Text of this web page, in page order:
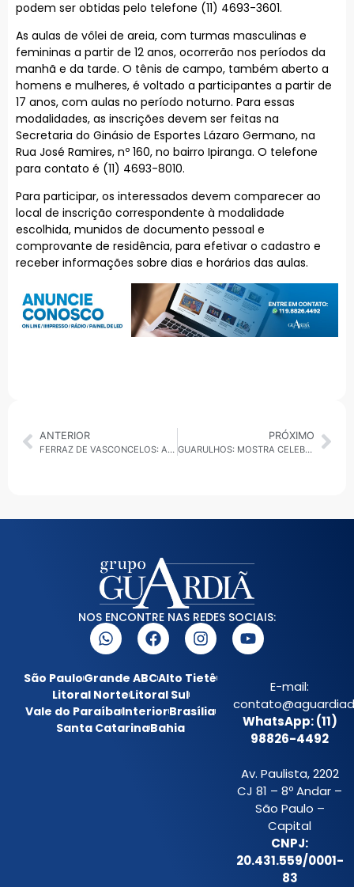
podem ser obtidas pelo telefone (11) 4693-3601.
As aulas de vôlei de areia, com turmas masculinas e
femininas a partir de 12 anos, ocorrerão nos períodos da
manhã e da tarde. O tênis de campo, também aberto a
homens e mulheres, é voltado a participantes a partir de
17 anos, com aulas no período noturno. Para essas
modalidades, as inscrições devem ser feitas na
Secretaria do Ginásio de Esportes Lázaro Germano, na
Rua José Ramires, nº 160, no bairro Ipiranga. O telefone
para contato é (11) 4693-8010.
Para participar, os interessados devem comparecer ao
local de inscrição correspondente à modalidade
escolhida, munidos de documento pessoal e
comprovante de residência, para efetivar o cadastro e
receber informações sobre dias e horários das aulas.
ANTERIOR
FERRAZ DE VASCONCELOS: AULAS DE MÚSICA GRATUITAS ESTÃO DISPONÍVEIS PARA A POPULAÇÃO
PRÓXIMO
GUARULHOS: MOSTRA CELEBRA AUTORES NASCIDOS EM MARÇO NA BIBLIOTECA CIDADE SERÓDIO
NOS ENCONTRE NAS REDES SOCIAIS:
São PauloGrande ABCAlto Tietê
Litoral NorteLitoral Sul
Vale do ParaíbaInteriorBrasília
Santa CatarinaBahia
E-mail:
WhatsApp: (11)
98826-4492
Av. Paulista, 2202
CJ 81 – 8º Andar –
São Paulo –
Capital
CNPJ:
20.431.559/0001-
83